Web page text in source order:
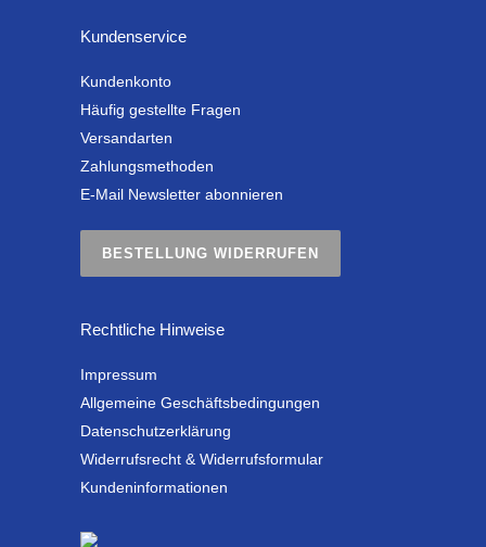
Kundenservice
Kundenkonto
Häufig gestellte Fragen
Versandarten
Zahlungsmethoden
E-Mail Newsletter abonnieren
BESTELLUNG WIDERRUFEN
Rechtliche Hinweise
Impressum
Allgemeine Geschäftsbedingungen
Datenschutzerklärung
Widerrufsrecht & Widerrufsformular
Kundeninformationen